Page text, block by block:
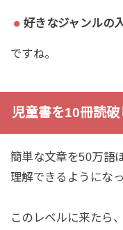
好きなジャンルの
ですね。
児童書を10冊読破
簡単な文章を50万語
理解できるようにな
このレベルに来たら